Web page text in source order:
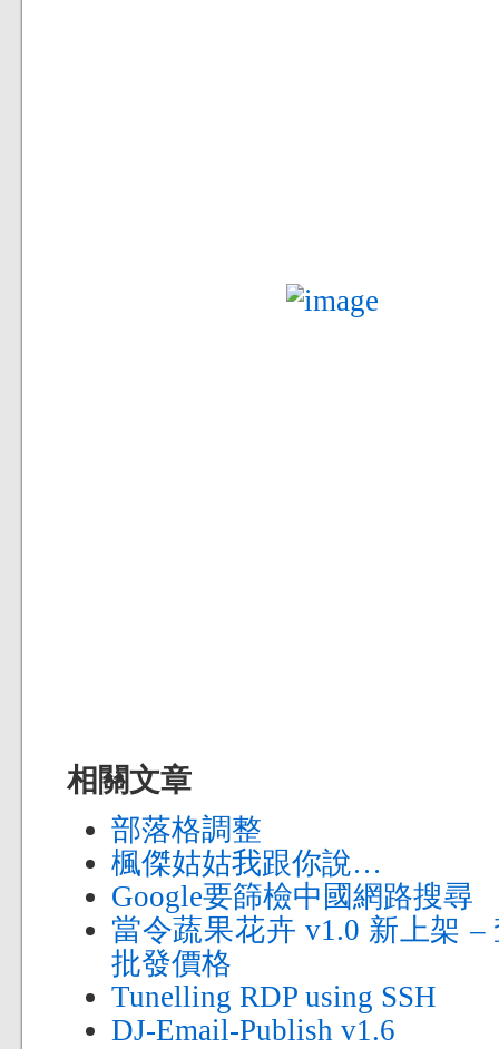
相關文章
部落格調整
楓傑姑姑我跟你說…
Google要篩檢中國網路搜尋
當令蔬果花卉 v1.0 新上架
批發價格
Tunelling RDP using SSH
DJ-Email-Publish v1.6